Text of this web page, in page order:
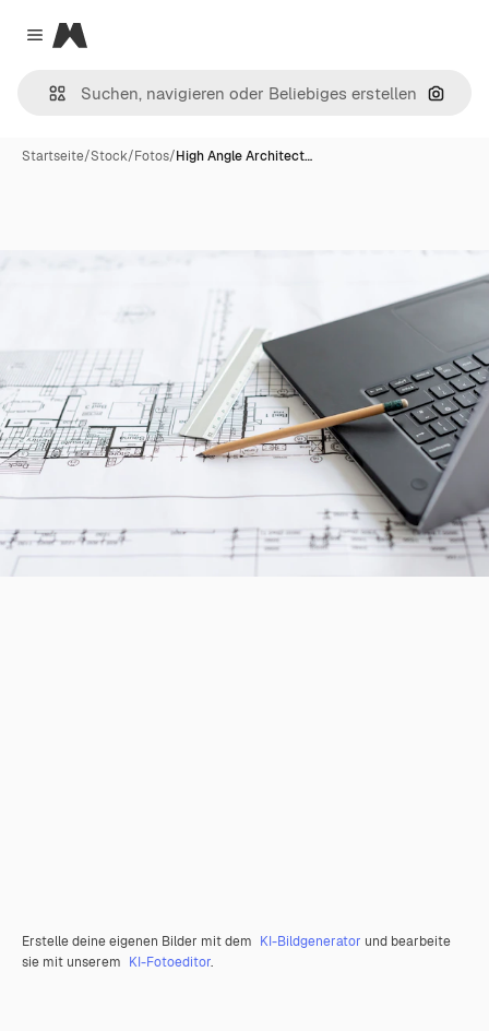
Close menu
Magnific
Nach
Startseite/Stock/Fotos/High Angle Architect…
Erstelle deine eigenen Bilder mit dem KI-Bildgenerator und bearbeite
sie mit unserem KI-Fotoeditor.